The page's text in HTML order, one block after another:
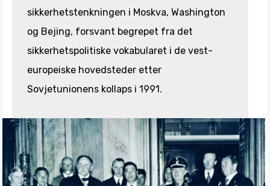
sikkerhetstenkningen i Moskva, Washington
og Bejing, forsvant begrepet fra det
sikkerhetspolitiske vokabularet i de vest-
europeiske hovedsteder etter
Sovjetunionens kollaps i 1991.